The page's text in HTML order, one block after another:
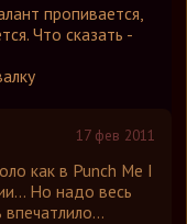
пропивается,
Что сказать -
17 фев 2011
как в Punch Me I
Но надо весь